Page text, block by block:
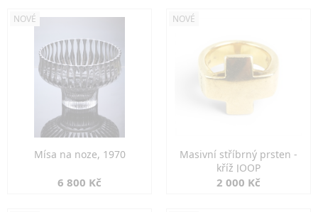
NOVÉ
Mísa na noze, 1970
6 800 Kč
NOVÉ
Masivní stříbrný prsten -
kříž JOOP
2 000 Kč